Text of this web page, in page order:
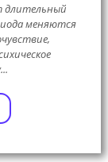
длительный
меняются